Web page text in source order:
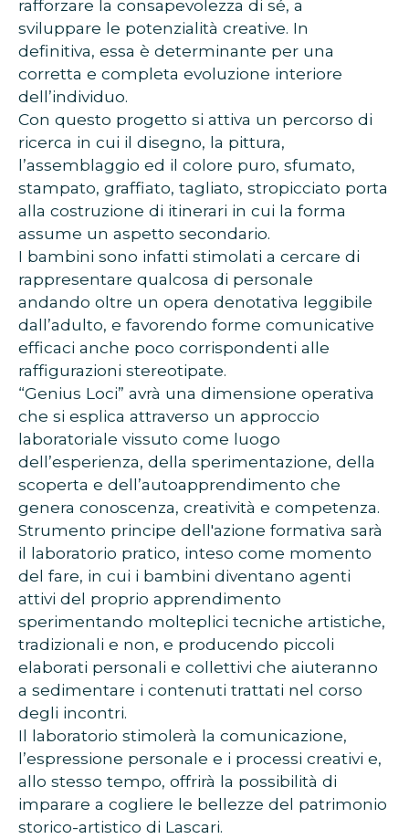
rafforzare la consapevolezza di sé, a
sviluppare le potenzialità creative. In
definitiva, essa è determinante per una
corretta e completa evoluzione interiore
dell’individuo.
Con questo progetto si attiva un percorso di
ricerca in cui il disegno, la pittura,
l’assemblaggio ed il colore puro, sfumato,
stampato, graffiato, tagliato, stropicciato porta
alla costruzione di itinerari in cui la forma
assume un aspetto secondario.
I bambini sono infatti stimolati a cercare di
rappresentare qualcosa di personale
andando oltre un opera denotativa leggibile
dall’adulto, e favorendo forme comunicative
efficaci anche poco corrispondenti alle
raffigurazioni stereotipate.
“Genius Loci” avrà una dimensione operativa
che si esplica attraverso un approccio
laboratoriale vissuto come luogo
dell’esperienza, della sperimentazione, della
scoperta e dell’autoapprendimento che
genera conoscenza, creatività e competenza.
Strumento principe dell'azione formativa sarà
il laboratorio pratico, inteso come momento
del fare, in cui i bambini diventano agenti
attivi del proprio apprendimento
sperimentando molteplici tecniche artistiche,
tradizionali e non, e producendo piccoli
elaborati personali e collettivi che aiuteranno
a sedimentare i contenuti trattati nel corso
degli incontri.
Il laboratorio stimolerà la comunicazione,
l’espressione personale e i processi creativi e,
allo stesso tempo, offrirà la possibilità di
imparare a cogliere le bellezze del patrimonio
storico-artistico di Lascari.